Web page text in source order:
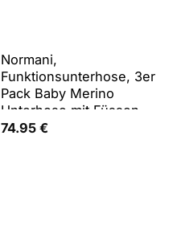
Normani,
Funktionsunterhose, 3er
Pack Baby Merino
Unterhose mit Füssen -
9543 (86), Rosa, Grau,
74.95 €